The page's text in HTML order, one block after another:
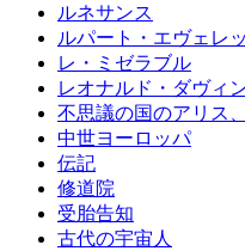
ルネサンス
ルパート・エヴェレ
レ・ミゼラブル
レオナルド・ダヴィ
不思議の国のアリス
中世ヨーロッパ
伝記
修道院
受胎告知
古代の宇宙人